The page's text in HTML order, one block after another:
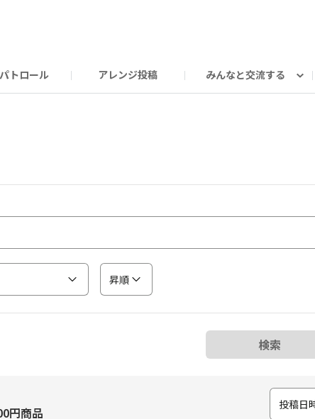
トロール アレンジ投稿 みんなと交流する
昇順
検索
円商品
投稿日